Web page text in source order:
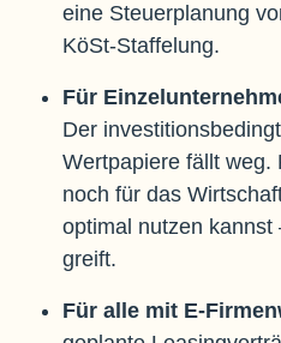
eine Steuerplanung
KöSt-Staffelung.
Für
Der
Wertpapiere fällt weg.
noch für das
optimal nutzen kannst
greift.
Für alle mit E-